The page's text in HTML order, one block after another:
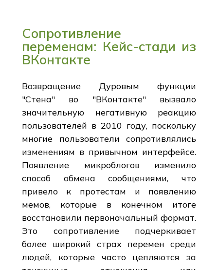
Сопротивление
переменам: Кейс-стади из
ВКонтакте
Возвращение Дуровым функции
"Стена" во "ВКонтакте" вызвало
значительную негативную реакцию
пользователей в 2010 году, поскольку
многие пользователи сопротивлялись
изменениям в привычном интерфейсе.
Появление микроблогов изменило
способ обмена сообщениями, что
привело к протестам и появлению
мемов, которые в конечном итоге
восстановили первоначальный формат.
Это сопротивление подчеркивает
более широкий страх перемен среди
людей, которые часто цепляются за